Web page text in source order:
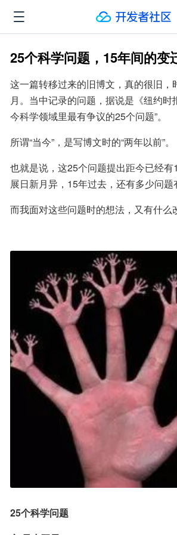
25个科学问题，15年间的变
这一篇转移过来的旧博文，真的很旧，
月。当中记录的问题，据说是《纽约时
今科学领域里最有争议的25个问题”。
所谓“当今”，是写博文时的“两年以前”。
也就是说，这25个问题提出距今已经
展日新月异，15年过去，还有多少问题
而我面对这些问题时的想法，又有什么
25个科学问题